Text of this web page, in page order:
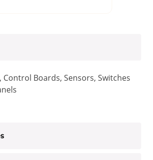
Boards, Sensors, Switches